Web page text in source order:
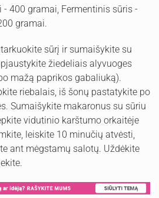
400 gramai, Fermentinis sūris -
gramai.
sūrį ir sumaišykite su
žiedeliais alyvuoges
mažą paprikos gabaliuką).
riebalais, iš šonų pastatykite po
Sumaišykite makaronus su sūriu
vidutinio karštumo orkaitėje
leiskite 10 minučių atvėsti,
ant mėgstamų salotų. Uždėkite